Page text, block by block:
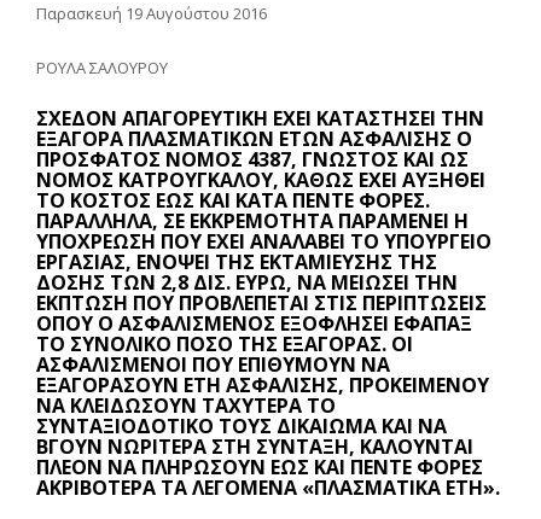
Παρασκευή 19 Αυγούστου 2016
ΡΟΥΛΑ ΣΑΛΟΥΡΟΥ
ΣΧΕΔΌΝ ΑΠΑΓΟΡΕΥΤΙΚΉ ΈΧΕΙ ΚΑΤΑΣΤΉΣΕΙ ΤΗΝ
ΕΞΑΓΟΡΆ ΠΛΑΣΜΑΤΙΚΏΝ ΕΤΏΝ ΑΣΦΆΛΙΣΗΣ Ο
ΠΡΌΣΦΑΤΟΣ ΝΌΜΟΣ 4387, ΓΝΩΣΤΌΣ ΚΑΙ ΩΣ
ΝΌΜΟΣ ΚΑΤΡΟΎΓΚΑΛΟΥ, ΚΑΘΏΣ ΈΧΕΙ ΑΥΞΗΘΕΊ
ΤΟ ΚΌΣΤΟΣ ΈΩΣ ΚΑΙ ΚΑΤΆ ΠΈΝΤΕ ΦΟΡΈΣ.
ΠΑΡΆΛΛΗΛΑ, ΣΕ ΕΚΚΡΕΜΌΤΗΤΑ ΠΑΡΑΜΈΝΕΙ Η
ΥΠΟΧΡΈΩΣΗ ΠΟΥ ΈΧΕΙ ΑΝΑΛΆΒΕΙ ΤΟ ΥΠΟΥΡΓΕΊΟ
ΕΡΓΑΣΊΑΣ, ΕΝΌΨΕΙ ΤΗΣ ΕΚΤΑΜΊΕΥΣΗΣ ΤΗΣ
ΔΌΣΗΣ ΤΩΝ 2,8 ΔΙΣ. ΕΥΡΏ, ΝΑ ΜΕΙΏΣΕΙ ΤΗΝ
ΈΚΠΤΩΣΗ ΠΟΥ ΠΡΟΒΛΈΠΕΤΑΙ ΣΤΙΣ ΠΕΡΙΠΤΏΣΕΙΣ
ΌΠΟΥ Ο ΑΣΦΑΛΙΣΜΈΝΟΣ ΕΞΟΦΛΉΣΕΙ ΕΦΆΠΑΞ
ΤΟ ΣΥΝΟΛΙΚΌ ΠΟΣΌ ΤΗΣ ΕΞΑΓΟΡΆΣ. ΟΙ
ΑΣΦΑΛΙΣΜΈΝΟΙ ΠΟΥ ΕΠΙΘΥΜΟΎΝ ΝΑ
ΕΞΑΓΟΡΆΣΟΥΝ ΈΤΗ ΑΣΦΆΛΙΣΗΣ, ΠΡΟΚΕΙΜΈΝΟΥ
ΝΑ ΚΛΕΙΔΏΣΟΥΝ ΤΑΧΎΤΕΡΑ ΤΟ
ΣΥΝΤΑΞΙΟΔΟΤΙΚΌ ΤΟΥΣ ΔΙΚΑΊΩΜΑ ΚΑΙ ΝΑ
ΒΓΟΥΝ ΝΩΡΊΤΕΡΑ ΣΤΗ ΣΎΝΤΑΞΗ, ΚΑΛΟΎΝΤΑΙ
ΠΛΈΟΝ ΝΑ ΠΛΗΡΏΣΟΥΝ ΈΩΣ ΚΑΙ ΠΈΝΤΕ ΦΟΡΈΣ
ΑΚΡΙΒΌΤΕΡΑ ΤΑ ΛΕΓΌΜΕΝΑ «ΠΛΑΣΜΑΤΙΚΆ ΈΤΗ».